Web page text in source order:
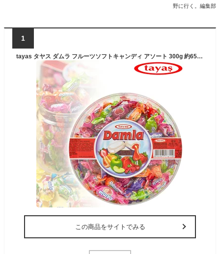
野に行く。編集部
1
tayas タヤス ダムラ フルーツソフトキャンディ アソート 300g 約65個入 個包装 飴 トルコみやげ トルコ土産 トルコブランド ホワイトデー 輸入菓子
この商品をサイトでみる